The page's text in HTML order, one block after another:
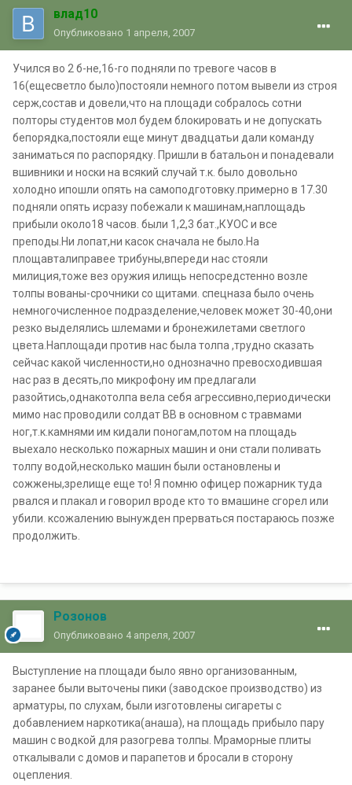
влад10
Опубликовано 1 апреля, 2007
Учился во 2 б-не,16-го подняли по тревоге часов в
16(ещесветло было)постояли немного потом вывели из строя
серж,состав и довели,что на площади собралось сотни
полторы студентов мол будем блокировать и не допускать
бепорядка,постояли еще минут двадцатьи дали команду
заниматься по распорядку. Пришли в батальон и понадевали
вшивники и носки на всякий случай т.к. было довольно
холодно ипошли опять на самоподготовку.примерно в 17.30
подняли опять исразу побежали к машинам,наплощадь
прибыли около18 часов. были 1,2,3 бат.,КУОС и все
преподы.Ни лопат,ни касок сначала не было.На
площавталиправее трибуны,впереди нас стояли
милиция,тоже вез оружия илищь непосредстенно возле
толпы вованы-срочники со щитами. спецназа было очень
немногочисленное подразделение,человек может 30-40,они
резко выделялись шлемами и бронежилетами светлого
цвета.Наплощади против нас была толпа ,трудно сказать
сейчас какой численности,но однозначно превосходившая
нас раз в десять,по микрофону им предлагали
разойтись,однакотолпа вела себя агрессивно,периодически
мимо нас проводили солдат ВВ в основном с травмами
ног,т.к.камнями им кидали поногам,потом на площадь
выехало несколько пожарных машин и они стали поливать
толпу водой,несколько машин были остановлены и
сожжены,зрелище еще то! Я помню офицер пожарник туда
рвался и плакал и говорил вроде кто то вмашине сгорел или
убили. ксожалению вынужден прерваться постараюсь позже
продолжить.
Розонов
Опубликовано 4 апреля, 2007
Выступление на площади было явно организованным,
заранее были выточены пики (заводское производство) из
арматуры, по слухам, были изготовлены сигареты с
добавлением наркотика(анаша), на площадь прибыло пару
машин с водкой для разогрева толпы. Мраморные плиты
откалывали с домов и парапетов и бросали в сторону
оцепления.